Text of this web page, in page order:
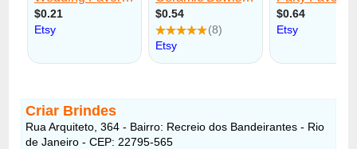
Criar Brindes
Rua Arquiteto, 364 - Bairro: Recreio dos Bandeirantes - Rio
de Janeiro - CEP: 22795-565